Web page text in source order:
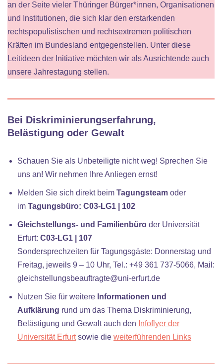
an der Seite vieler Thüringer Bürger*innen, Organisationen
und Institutionen, die sich klar den erstarkenden
rechtspopulistischen und rechtsextremen politischen
Kräften im Bundesland entgegenstellen. Unter diese
Leitideen der Initiative möchten wir als Ausrichtende auch
unsere Jahrestagung stellen.
Bei Diskriminierungserfahrung,
Belästigung oder Gewalt
Schauen Sie als Unbeteiligte nicht weg! Sprechen Sie
uns an! Wir nehmen Ihre Anliegen ernst!
Melden Sie sich direkt beim Tagungsteam oder
im Tagungsbüro: C03-LG1 | 102
Gleichstellungs- und Familienbüro der Universität
Erfurt: C03-LG1 | 107
Sondersprechzeiten für Tagungsgäste: Donnerstag und
Freitag, jeweils 9 – 10 Uhr, Tel.: +49 361 737-5066, Mail:
gleichstellungsbeauftragte@uni-erfurt.de
Nutzen Sie für weitere Informationen und
Aufklärung rund um das Thema Diskriminierung,
Belästigung und Gewalt auch den Infoflyer der
Universität Erfurtsowie die weiterführenden Links